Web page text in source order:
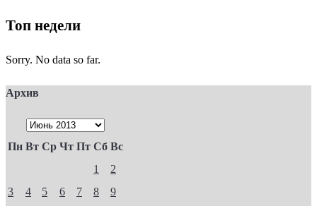
Топ недели
Sorry. No data so far.
Архив
Пн Вт Ср Чт Пт Сб Вс
1
2
3
4 5 6 7 8
9